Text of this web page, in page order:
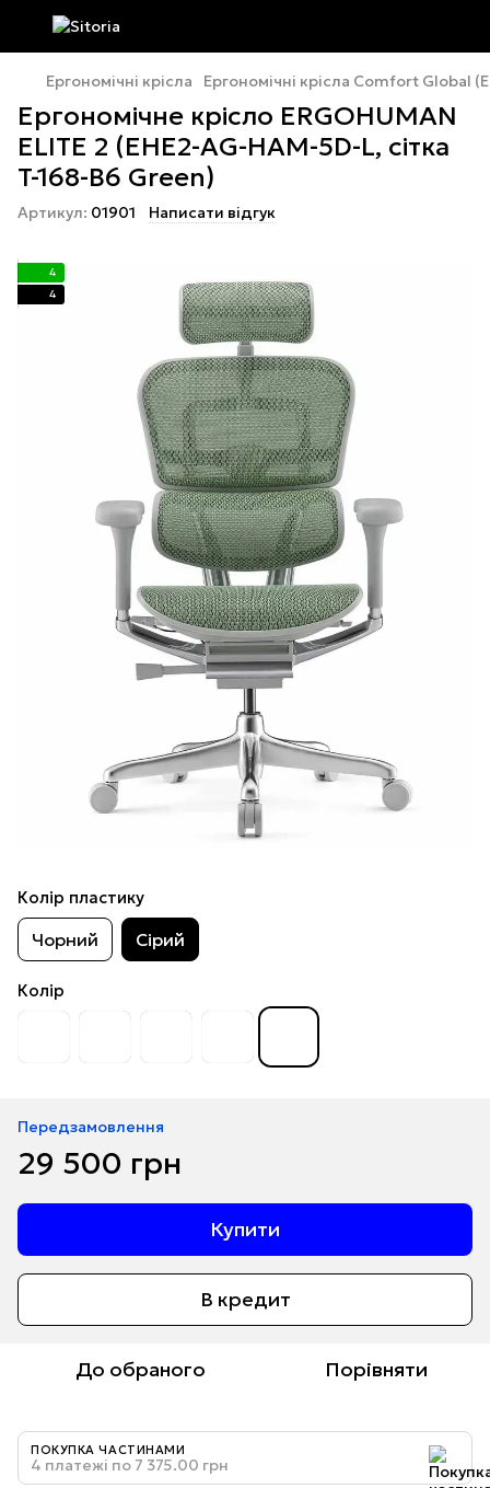
Ергономічні крісла Ергономічні крісла Comfort Global
Ергономічне крісло ERGOHUMAN
ELITE 2 (EHE2-AG-HAM-5D-L, сітка
T-168-B6 Green)
Артикул: 01901 Написати відгук
4
4
Колір пластику
Чорний Сірий
Колір
Передзамовлення
29 500 грн
Купити
В кредит
До обраного Порівняти
ПОКУПКА ЧАСТИНАМИ
4 платежі по 7 375.00 грн